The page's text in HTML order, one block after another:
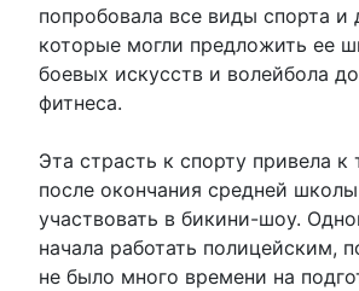
попробовала все виды спорта и
которые могли предложить ее
боевых искусств и волейбола
фитнеса.
Эта страсть к спорту привела к
после окончания средней
участвовать в бикини-шоу.
начала работать полицейским,
не было много времени на